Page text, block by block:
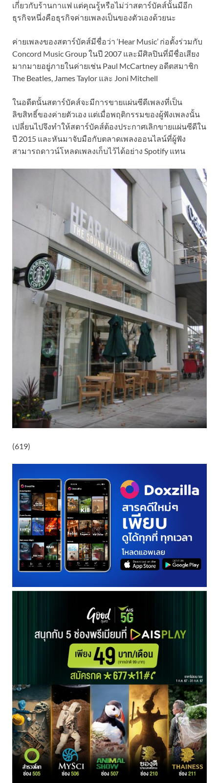
เกี่ยวกับร้านกาแฟ แต่คุณรู้หรือไม่ว่าสตาร์บัคส์นั้นมีอีก
ธุรกิจหนึ่งคือธุรกิจค่ายเพลงเป็นของตัวเองด้วยนะ
ค่ายเพลงของสตาร์บัคส์มีชื่อว่า ‘Hear Music’ ก่อตั้งร่วมกับ
Concord Music Group ในปี 2007 และมีศิลปินที่มีชื่อเสียง
มากมายอยู่ภายในค่ายเช่น Paul McCartney อดีตสมาชิก
The Beatles, James Taylor และ Joni Mitchell
ในอดีตนั้นสตาร์บัคส์จะมีการขายแผ่นซีดีเพลงที่เป็น
ลิขสิทธิ์ของค่ายตัวเอง แต่เมื่อพฤติกรรมของผู้ฟังเพลงนั้น
เปลี่ยนไปจึงทำให้สตาร์บัคส์ต้องประกาศเลิกขายแผ่นซีดีใน
ปี 2015 และหันมาจับมือกับตลาดเพลงออนไลน์ที่ผู้ฟัง
สามารถดาวน์โหลดเพลงเก็บไว้ได้อย่าง Spotify แทน
(619)